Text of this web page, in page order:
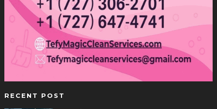
RECENT POST